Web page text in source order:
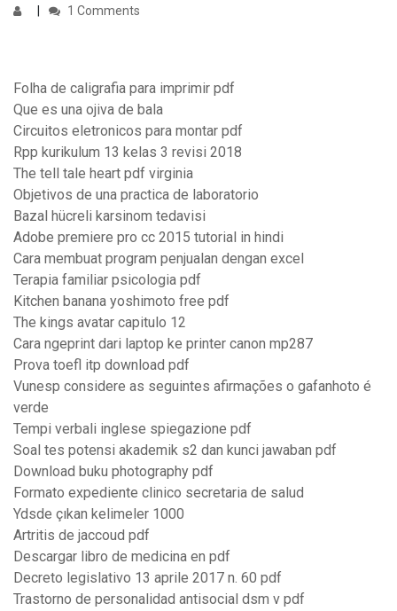
1 Comments
Folha de caligrafia para imprimir pdf
Que es una ojiva de bala
Circuitos eletronicos para montar pdf
Rpp kurikulum 13 kelas 3 revisi 2018
The tell tale heart pdf virginia
Objetivos de una practica de laboratorio
Bazal hücreli karsinom tedavisi
Adobe premiere pro cc 2015 tutorial in hindi
Cara membuat program penjualan dengan excel
Terapia familiar psicologia pdf
Kitchen banana yoshimoto free pdf
The kings avatar capitulo 12
Cara ngeprint dari laptop ke printer canon mp287
Prova toefl itp download pdf
Vunesp considere as seguintes afirmações o gafanhoto é
verde
Tempi verbali inglese spiegazione pdf
Soal tes potensi akademik s2 dan kunci jawaban pdf
Download buku photography pdf
Formato expediente clinico secretaria de salud
Ydsde çıkan kelimeler 1000
Artritis de jaccoud pdf
Descargar libro de medicina en pdf
Decreto legislativo 13 aprile 2017 n. 60 pdf
Trastorno de personalidad antisocial dsm v pdf